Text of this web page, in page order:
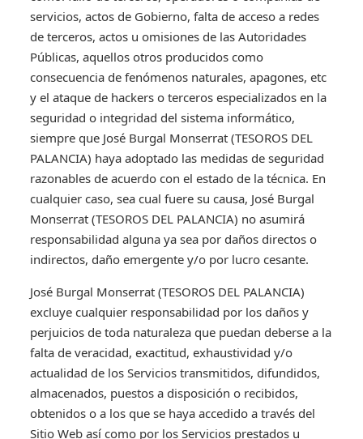
servicios, actos de Gobierno, falta de acceso a redes
de terceros, actos u omisiones de las Autoridades
Públicas, aquellos otros producidos como
consecuencia de fenómenos naturales, apagones, etc
y el ataque de hackers o terceros especializados en la
seguridad o integridad del sistema informático,
siempre que José Burgal Monserrat (TESOROS DEL
PALANCIA) haya adoptado las medidas de seguridad
razonables de acuerdo con el estado de la técnica. En
cualquier caso, sea cual fuere su causa, José Burgal
Monserrat (TESOROS DEL PALANCIA) no asumirá
responsabilidad alguna ya sea por daños directos o
indirectos, daño emergente y/o por lucro cesante.
José Burgal Monserrat (TESOROS DEL PALANCIA)
excluye cualquier responsabilidad por los daños y
perjuicios de toda naturaleza que puedan deberse a la
falta de veracidad, exactitud, exhaustividad y/o
actualidad de los Servicios transmitidos, difundidos,
almacenados, puestos a disposición o recibidos,
obtenidos o a los que se haya accedido a través del
Sitio Web así como por los Servicios prestados u